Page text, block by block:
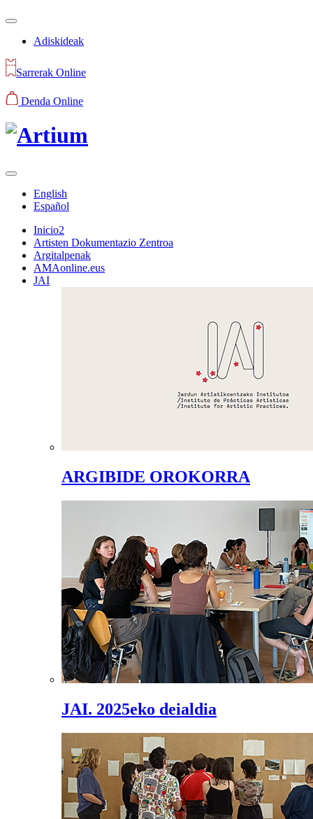
Adiskideak
Sarrerak Online
Denda Online
English
Español
Inicio2
Artisten Dokumentazio Zentroa
Argitalpenak
AMAonline.eus
JAI
ARGIBIDE OROKORRA
JAI. 2025eko deialdia